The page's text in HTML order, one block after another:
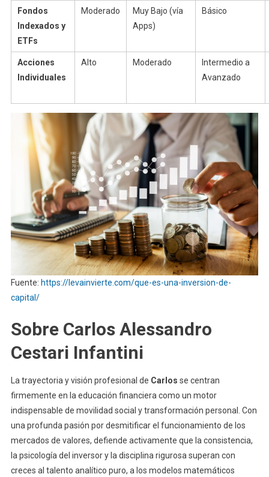
Fondos
Indexados y
ETFs
Moderado
Muy Bajo (vía
Apps)
Básico
Acciones
Individuales
Alto Moderado
Intermedio a
Avanzado
Fuente: https://levainvierte.com/que-es-una-inversion-de-
capital/
Sobre Carlos Alessandro
Cestari Infantini
La trayectoria y visión profesional de Carlos se centran
firmemente en la educación financiera como un motor
indispensable de movilidad social y transformación personal. Con
una profunda pasión por desmitificar el funcionamiento de los
mercados de valores, defiende activamente que la consistencia,
la psicología del inversor y la disciplina rigurosa superan con
creces al talento analítico puro, a los modelos matemáticos